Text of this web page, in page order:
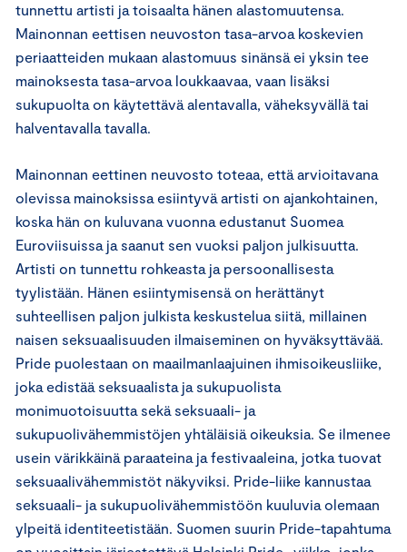
tunnettu artisti ja toisaalta hänen alastomuutensa.
Mainonnan eettisen neuvoston tasa-arvoa koskevien
periaatteiden mukaan alastomuus sinänsä ei yksin tee
mainoksesta tasa-arvoa loukkaavaa, vaan lisäksi
sukupuolta on käytettävä alentavalla, väheksyvällä tai
halventavalla tavalla.
Mainonnan eettinen neuvosto toteaa, että arvioitavana
olevissa mainoksissa esiintyvä artisti on ajankohtainen,
koska hän on kuluvana vuonna edustanut Suomea
Euroviisuissa ja saanut sen vuoksi paljon julkisuutta.
Artisti on tunnettu rohkeasta ja persoonallisesta
tyylistään. Hänen esiintymisensä on herättänyt
suhteellisen paljon julkista keskustelua siitä, millainen
naisen seksuaalisuuden ilmaiseminen on hyväksyttävää.
Pride puolestaan on maailmanlaajuinen ihmisoikeusliike,
joka edistää seksuaalista ja sukupuolista
monimuotoisuutta sekä seksuaali- ja
sukupuolivähemmistöjen yhtäläisiä oikeuksia. Se ilmenee
usein värikkäinä paraateina ja festivaaleina, jotka tuovat
seksuaalivähemmistöt näkyviksi. Pride-liike kannustaa
seksuaali- ja sukupuolivähemmistöön kuuluvia olemaan
ylpeitä identiteetistään. Suomen suurin Pride-tapahtuma